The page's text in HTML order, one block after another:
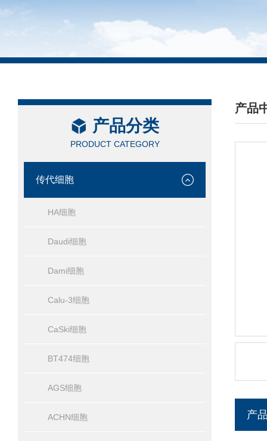
产品分类
PRODUCT CATEGORY
传代细胞
HA细胞
Daudi细胞
Dami细胞
Calu-3细胞
CaSki细胞
BT474细胞
AGS细胞
ACHN细胞
产品
/
产